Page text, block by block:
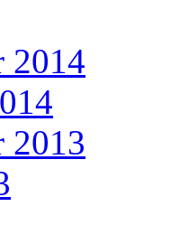
2014
2013